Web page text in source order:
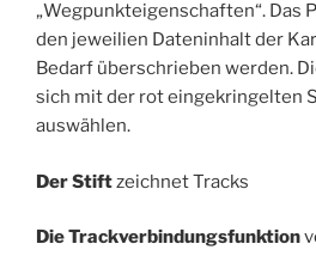
„Wegpunkteigenschaften“. Das
den jeweilien Dateninhalt der
Bedarf überschrieben werden.
sich mit der rot eingekringelten
auswählen.
Der Stiftzeichnet Tracks
Die Trackverbindungsfunktion